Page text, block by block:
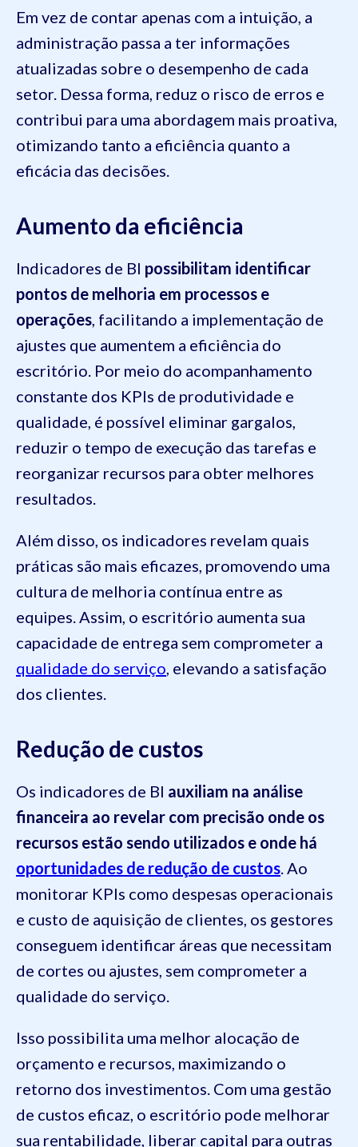
Em vez de contar apenas com a intuição, a
administração passa a ter informações
atualizadas sobre o desempenho de cada
setor. Dessa forma, reduz o risco de erros e
contribui para uma abordagem mais proativa,
otimizando tanto a eficiência quanto a
eficácia das decisões.
Aumento da eficiência
Indicadores de BI possibilitam identificar
pontos de melhoria em processos e
operações , facilitando a implementação de
ajustes que aumentem a eficiência do
escritório. Por meio do acompanhamento
constante dos KPIs de produtividade e
qualidade, é possível eliminar gargalos,
reduzir o tempo de execução das tarefas e
reorganizar recursos para obter melhores
resultados.
Além disso, os indicadores revelam quais
práticas são mais eficazes, promovendo uma
cultura de melhoria contínua entre as
equipes. Assim, o escritório aumenta sua
capacidade de entrega sem comprometer a
qualidade do serviço , elevando a satisfação
dos clientes.
Redução de custos
Os indicadores de BI auxiliam na análise
financeira ao revelar com precisão onde os
recursos estão sendo utilizados e onde há
oportunidades de redução de custos . Ao
monitorar KPIs como despesas operacionais
e custo de aquisição de clientes, os gestores
conseguem identificar áreas que necessitam
de cortes ou ajustes, sem comprometer a
qualidade do serviço.
Isso possibilita uma melhor alocação de
orçamento e recursos, maximizando o
retorno dos investimentos. Com uma gestão
de custos eficaz, o escritório pode melhorar
sua rentabilidade, liberar capital para outras